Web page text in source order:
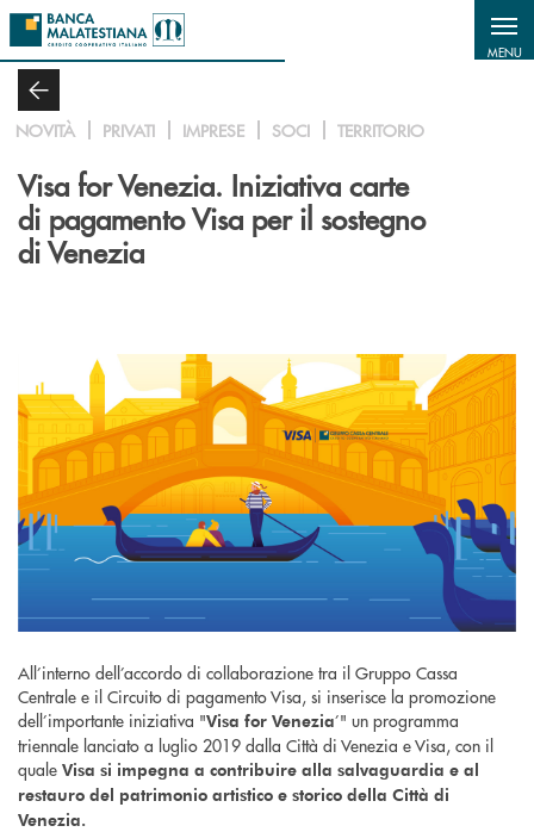
Salta al contenuto principale
MENU
NOVITÀ PRIVATI IMPRESE SOCI TERRITORIO
Visa for Venezia. Iniziativa carte
di pagamento Visa per il sostegno
di Venezia
All’interno dell’accordo di collaborazione tra il Gruppo Cassa
Centrale e il Circuito di pagamento Visa, si inserisce la promozione
dell’importante iniziativa "Visa for Venezia’" un programma
triennale lanciato a luglio 2019 dalla Città di Venezia e Visa, con il
quale Visa si impegna a contribuire alla salvaguardia e al
restauro del patrimonio artistico e storico della Città di
Venezia.